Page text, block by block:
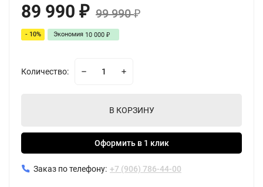
89 990 ₽ 99 990₽
- 10% Экономия 10 000 ₽
Количество:
В КОРЗИНУ
Оформить в 1 клик
Заказ по телефону: +7 (906) 786-44-00